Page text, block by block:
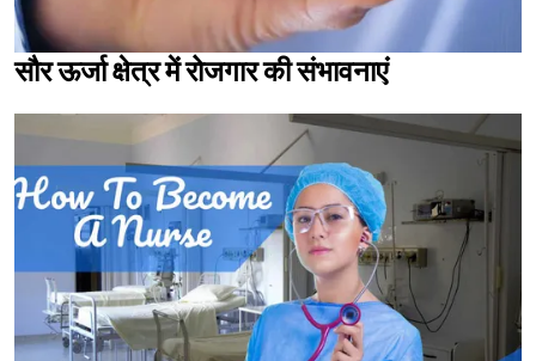
सौर ऊर्जा क्षेत्र में रोजगार की संभावनाएं